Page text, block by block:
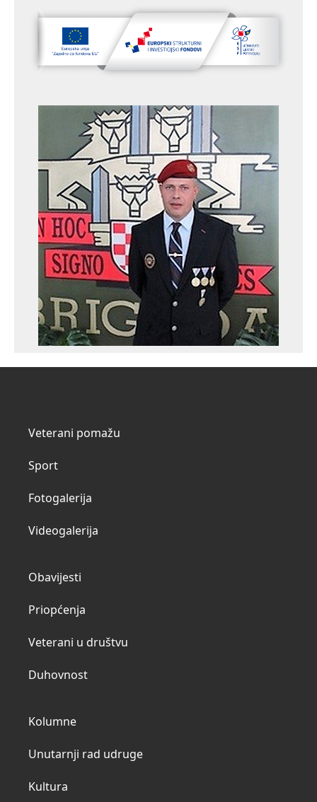
Veterani pomažu
Sport
Fotogalerija
Videogalerija
Obavijesti
Priopćenja
Veterani u društvu
Duhovnost
Kolumne
Unutarnji rad udruge
Kultura